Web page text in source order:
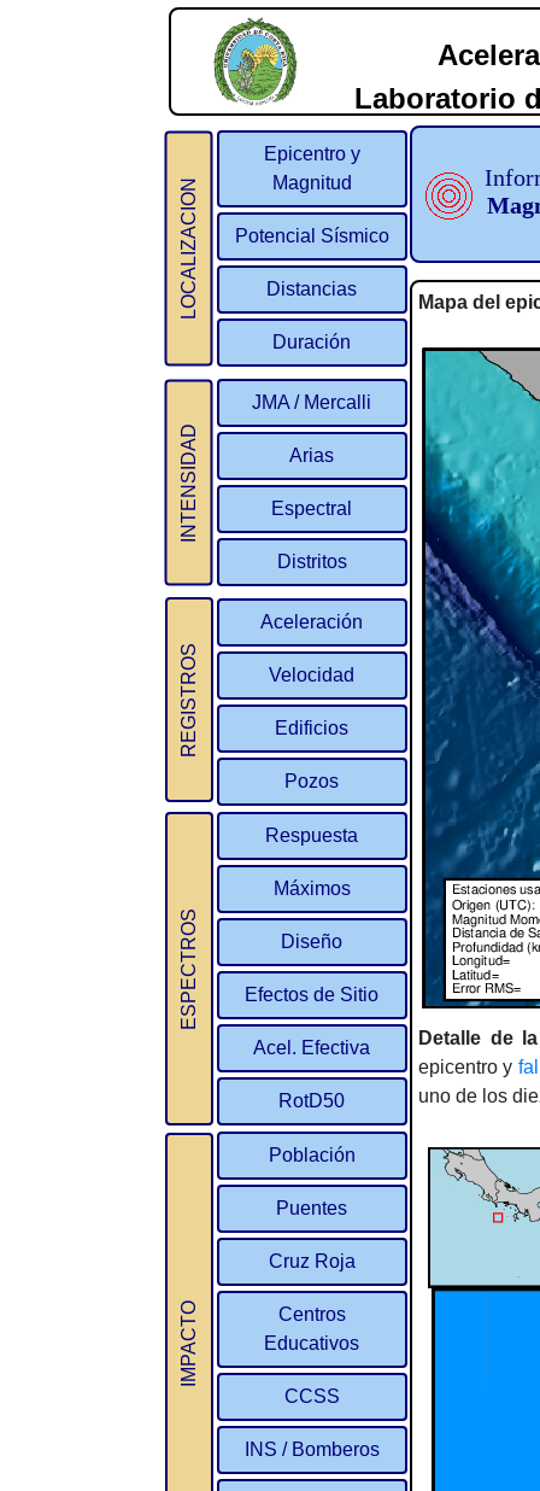
Laboratorio
2
LOCALIZACION
Epicentro y
Magnitud
Potencial Sísmico
Distancias
Duración
INTENSIDAD
JMA / Mercalli
Arias
Espectral
Distritos
REGISTROS
Aceleración
Velocidad
Edificios
Pozos
ESPECTROS
Respuesta
Máximos
Diseño
Efectos de Sitio
Acel. Efectiva
RotD50
IMPACTO
Población
Puentes
Cruz Roja
Centros
Educativos
CCSS
INS / Bomberos
Mapa del
Detalle de
epicentro y
uno de los